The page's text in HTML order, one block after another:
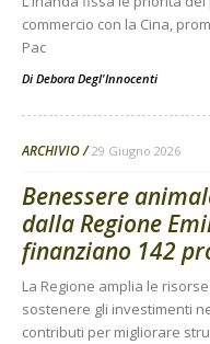
commercio con la Cina,
Pac
Di Debora Degl'Innocenti
ARCHIVIO 29 Giugno 2026
Benessere
dalla Regione
finanziano 142
La Regione amplia le
sostenere gli investimenti
contributi per migliorare